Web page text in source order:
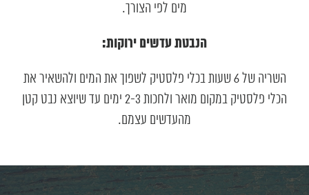
מים לפי הצורך.
הנבטת עדשים ירוקות:
השריה של 6 שעות בכלי פלסטיק לשפוך את המים ולהשאיר את
הכלי פלסטיק במקום מואר ולחכות 2-3 ימים עד שיוצא נבט קטן
מהעדשים עצמם.